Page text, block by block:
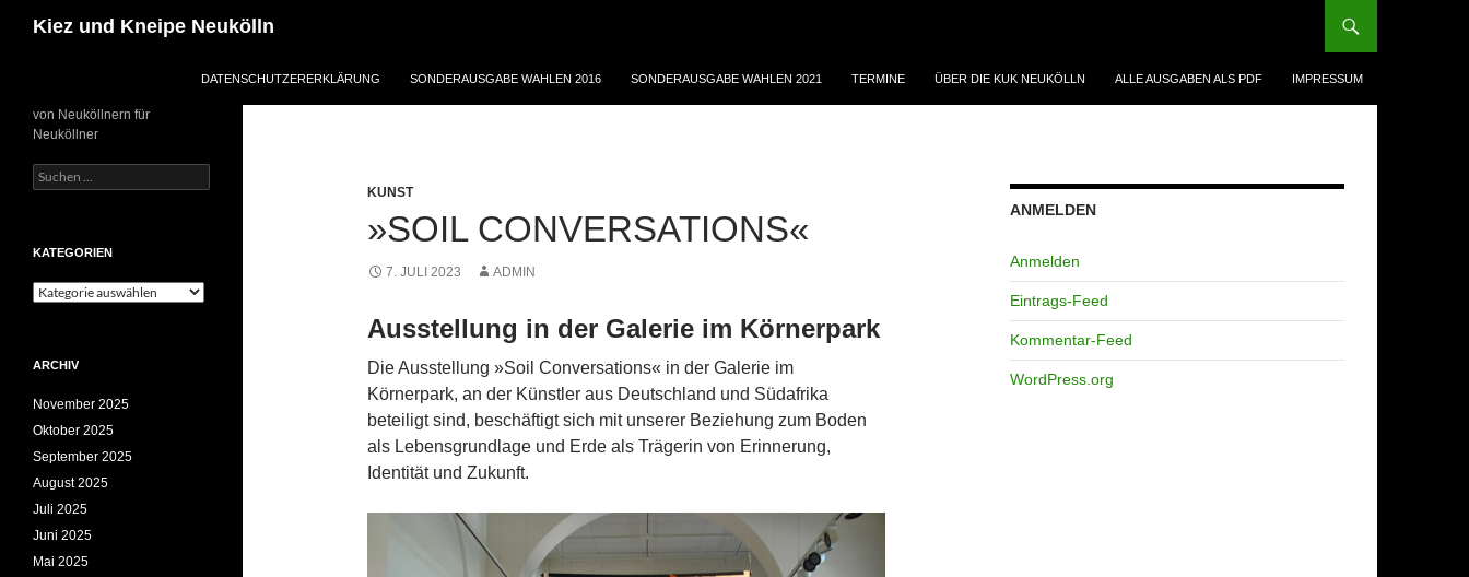
Inhalt
Kiez und Kneipe Neukölln
DATENSCHUTZERERKLÄRUNG SONDERAUSGABE WAHLEN 2016 SONDERAUSGABE WAHLEN 2021 TERMINE ÜBER DIE KUK NEUKÖLLN ALLE AUSGABEN ALS PDF IMPRESSUM
KUNST
»SOIL CONVERSATIONS«
7. JULI 2023 ADMIN
Ausstellung in der Galerie im Körnerpark
Die Ausstellung »Soil Conversations« in der Galerie im
Körnerpark, an der Künstler aus Deutschland und Südafrika
beteiligt sind, beschäftigt sich mit unserer Beziehung zum Boden
als Lebensgrundlage und Erde als Trägerin von Erinnerung,
Identität und Zukunft.
ANMELDEN
Anmelden
Eintrags-Feed
Kommentar-Feed
WordPress.org
von Neuköllnern für
Neuköllner
Suchen
nach:
KATEGORIEN
Kategorien
ARCHIV
November 2025
Oktober 2025
September 2025
August 2025
Juli 2025
Juni 2025
Mai 2025